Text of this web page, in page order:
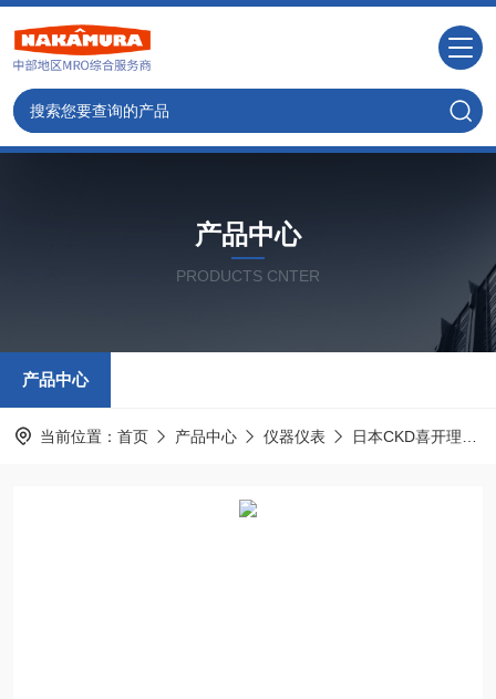
产品中心
PRODUCTS CNTER
产品中心
当前位置： 首页 产品中心 仪器仪表 日本CKD喜开理